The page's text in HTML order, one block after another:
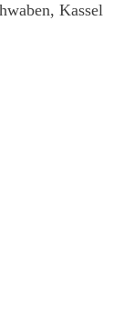
Kassel